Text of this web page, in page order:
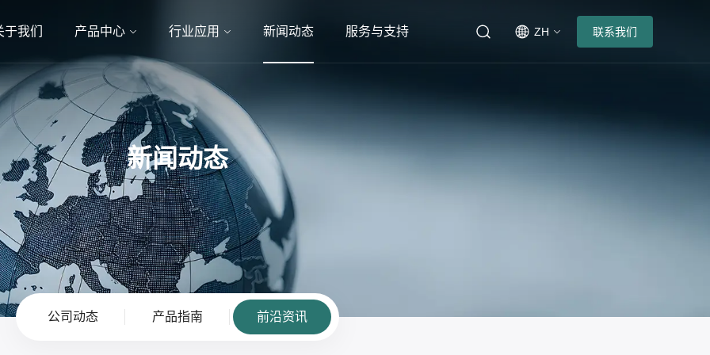
于我们 产品中心 行业应用 新闻动态 服务与支持 ZH 联系我们
新闻动态
公司动态 产品指南 前沿资讯